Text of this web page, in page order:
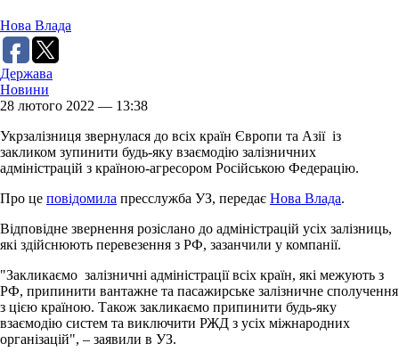
Нова Влада
Держава
Новини
28 лютого 2022 — 13:38
Укрзалізниця звернулася до всіх країн Європи та Азії із
закликом зупинити будь-яку взаємодію залізничних
адміністрацій з країною-агресором Російською Федерацію.
Про це повідомила пресслужба УЗ, передає Нова Влада.
Відповідне звернення розіслано до адміністрацій усіх залізниць,
які здійснюють перевезення з РФ, зазанчили у компанії.
"Закликаємо залізничні адміністрації всіх країн, які межують з
РФ, припинити вантажне та пасажирське залізничне сполучення
з цією країною. Також закликаємо припинити будь-яку
взаємодію систем та виключити РЖД з усіх міжнародних
організацій", – заявили в УЗ.